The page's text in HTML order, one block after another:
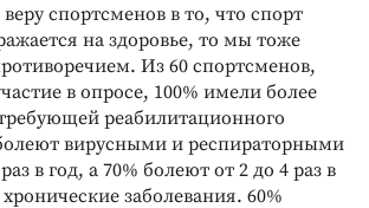
спортсменов в то, что спорт
на здоровье, то мы тоже
Из 60 спортсменов,
в опросе, 100% имели более
реабилитационного
вирусными и респираторными
в год, а 70% болеют от 2 до 4 раз в
заболевания. 60%